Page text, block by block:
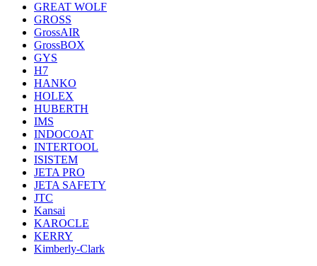
GREAT WOLF
GROSS
GrossAIR
GrossBOX
GYS
H7
HANKO
HOLEX
HUBERTH
IMS
INDOCOAT
INTERTOOL
ISISTEM
JETA PRO
JETA SAFETY
JTC
Kansai
KAROCLE
KERRY
Kimberly-Clark